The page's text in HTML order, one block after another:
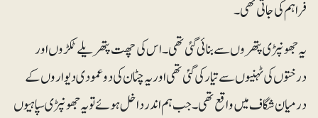
فراہم کی جاتی تھی۔
یہ جھونپڑی پتھروں سے بنائی گئی تھی۔ اس کی چھت پتھریلے ٹکڑوں اور
درختوں کی ٹہنیوں سے تیار کی گئی تھی اور یہ چٹان کی دو عمودی دیواروں کے
درمیان شگاف میں واقع تھی۔ جب ہم اندر داخل ہوئے تو یہ جھونپڑی سپاہیوں